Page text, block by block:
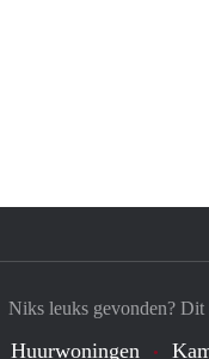
Niks leuks gevonden? Dit
Huurwoningen